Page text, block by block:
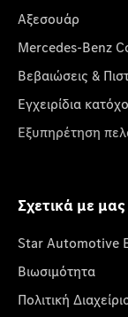
Αξεσουάρ
Mercedes-Benz
Βεβαιώσεις &
Εγχειρίδια
Εξυπηρέτηση
Σχετικά με μας
Star Automotive
Βιωσιμότητα
Πολιτική